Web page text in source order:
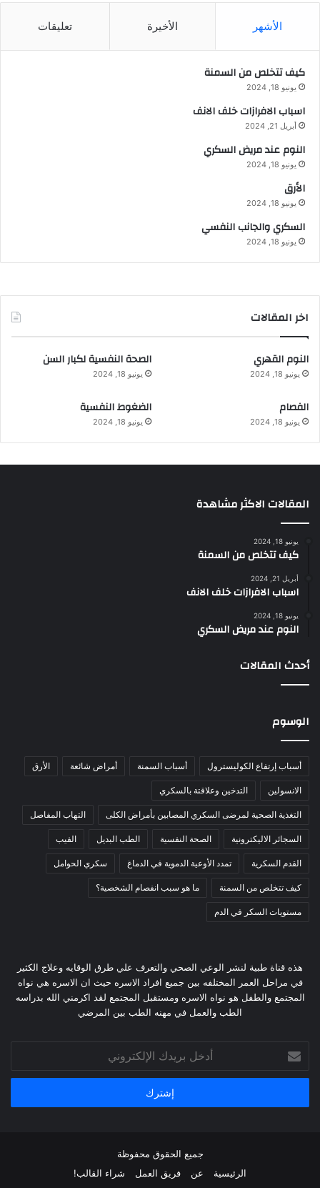
الأشهر الأخيرة تعليقات
كيف تتخلص من السمنة
يونيو 18, 2024
اسباب الافرازات خلف الانف
أبريل 21, 2024
النوم عند مريض السكري
يونيو 18, 2024
الأرق
يونيو 18, 2024
السكري والجانب النفسي
يونيو 18, 2024
اخر المقالات
النوم القهري
يونيو 18, 2024
الصحة النفسية لكبار السن
يونيو 18, 2024
الفصام
يونيو 18, 2024
الضغوط النفسية
يونيو 18, 2024
المقالات الاكثر مشاهدة
يونيو 18, 2024
كيف تتخلص من السمنة
أبريل 21, 2024
اسباب الافرازات خلف الانف
يونيو 18, 2024
النوم عند مريض السكري
أحدث المقالات
الوسوم
أسباب إرتفاع الكوليسترول أسباب السمنة أمراض شائعة الأرق
الانسولين التدخين وعلاقتة بالسكري
التغذية الصحية لمرضى السكري المصابين بأمراض الكلى التهاب المفاصل
السجائر الاليكترونية الصحة النفسية الطب البديل الفيب
القدم السكرية تمدد الأوعية الدموية في الدماغ سكري الحوامل
كيف تتخلص من السمنة ما هو سبب انفصام الشخصية؟
مستويات السكر في الدم
هذه قناة طبية لنشر الوعي الصحي والتعرف علي طرق الوقايه وعلاج الكثير
في مراحل العمر المختلفه بين جميع افراد الاسره حيث ان الاسره هي نواه
المجتمع والطفل هو نواه الاسره ومستقبل المجتمع لقد اكرمني الله بدراسه
الطب والعمل في مهنه الطب بين المرضي
بريدك
الإلكتروني
جميع الحقوق محفوظة
الرئيسية
عن فريق العمل شراء القالب!